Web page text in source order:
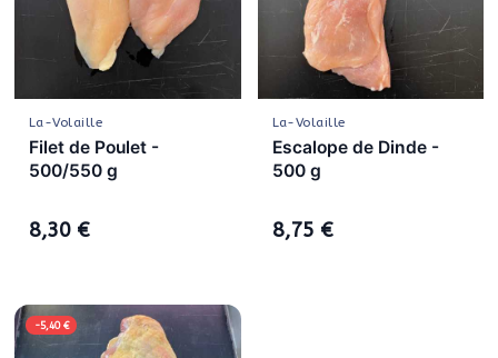
La-Volaille
Filet de Poulet -
500/550 g
8,30 €
La-Volaille
Escalope de Dinde -
500 g
8,75 €
-5,40 €